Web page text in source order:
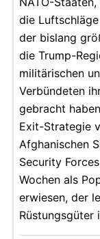
die
der bislang
die Trump-
militärischen
Verbündeten
gebracht
Exit-Strategie
Afghanischen
Security
Wochen als
erwiesen, der
Rüstungsgüter